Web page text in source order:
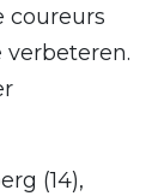
coureurs
(14),